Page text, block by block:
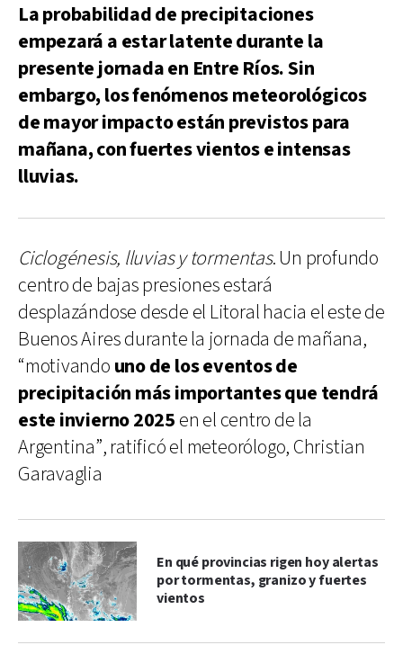
La probabilidad de precipitaciones
empezará a estar latente durante la
presente jornada en Entre Ríos. Sin
embargo, los fenómenos meteorológicos
de mayor impacto están previstos para
mañana, con fuertes vientos e intensas
lluvias.
Ciclogénesis, lluvias y tormentas. Un profundo
centro de bajas presiones estará
desplazándose desde el Litoral hacia el este de
Buenos Aires durante la jornada de mañana,
“motivando uno de los eventos de
precipitación más importantes que tendrá
este invierno 2025 en el centro de la
Argentina”, ratificó el meteorólogo, Christian
Garavaglia
En qué provincias rigen hoy alertas
por tormentas, granizo y fuertes
vientos